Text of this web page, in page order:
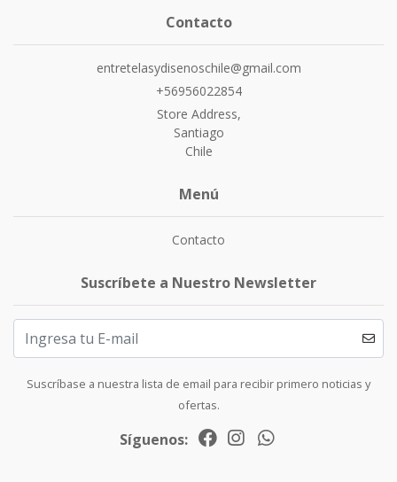
Contacto
entretelasydisenoschile@gmail.com
+56956022854
Store Address,
Santiago
Chile
Menú
Contacto
Suscríbete a Nuestro Newsletter
Suscríbase a nuestra lista de email para recibir primero noticias y
ofertas.
Síguenos: